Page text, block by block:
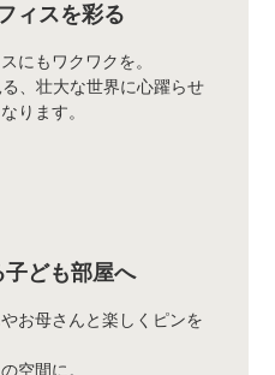
ィスを彩る
にもワクワクを。
、壮大な世界に心躍らせ
ります。
ども部屋へ
お母さんと楽しくピンを
空間に。